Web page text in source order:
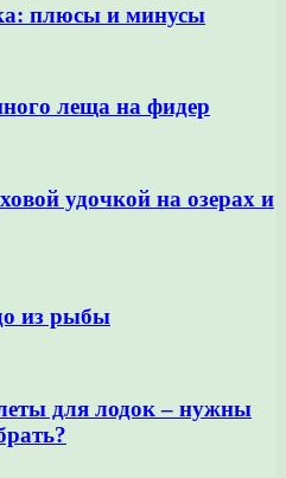
плюсы и минусы
леща на фидер
удочкой на озерах и
из рыбы
для лодок – нужны